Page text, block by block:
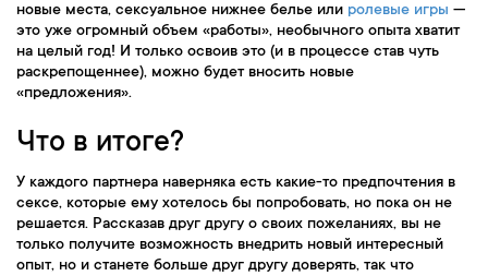
новые места, сексуальное нижнее белье или ролевые игры —
это уже огромный объем «работы», необычного опыта хватит
на целый год! И только освоив это (и в процессе став чуть
раскрепощеннее), можно будет вносить новые
«предложения».
Что в итоге?
У каждого партнера наверняка есть какие-то предпочтения в
сексе, которые ему хотелось бы попробовать, но пока он не
решается. Рассказав друг другу о своих пожеланиях, вы не
только получите возможность внедрить новый интересный
опыт, но и станете больше друг другу доверять, так что